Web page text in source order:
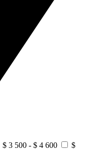
$ 3 500 - $ 4 600
$